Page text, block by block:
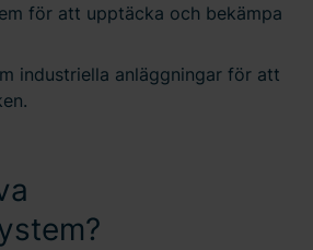
för att upptäcka och bekämpa
industriella anläggningar för att